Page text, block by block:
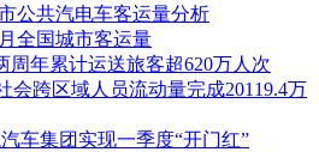
公共汽电车客运量分析
全国城市客运量
周年累计运送旅客超620万人次
会跨区域人员流动量完成20119.4万
车集团实现一季度“开门红”